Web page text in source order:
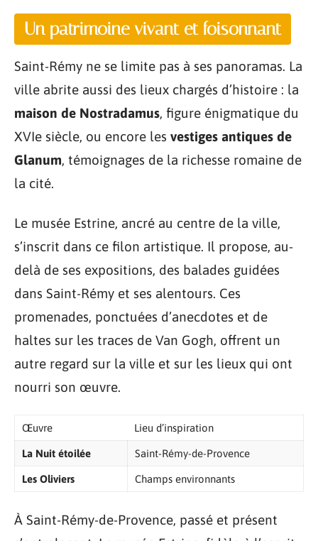
Un patrimoine vivant et foisonnant
Saint-Rémy ne se limite pas à ses panoramas. La
ville abrite aussi des lieux chargés d’histoire : la
maison de Nostradamus, figure énigmatique du
XVIe siècle, ou encore les vestiges antiques de
Glanum, témoignages de la richesse romaine de
la cité.
Le musée Estrine, ancré au centre de la ville,
s’inscrit dans ce filon artistique. Il propose, au-
delà de ses expositions, des balades guidées
dans Saint-Rémy et ses alentours. Ces
promenades, ponctuées d’anecdotes et de
haltes sur les traces de Van Gogh, offrent un
autre regard sur la ville et sur les lieux qui ont
nourri son œuvre.
Œuvre Lieu d’inspiration
La Nuit étoilée Saint-Rémy-de-Provence
Les Oliviers Champs environnants
À Saint-Rémy-de-Provence, passé et présent